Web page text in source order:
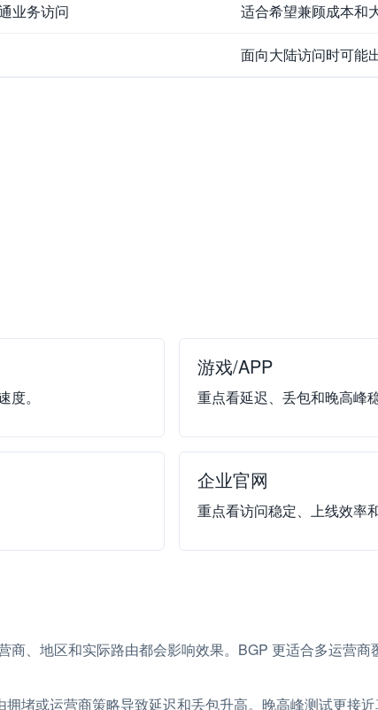
业务访问 适合希望兼顾成本和
面向大陆访问时可能
。
游戏/APP
重点看延迟、丢包和晚高峰稳
企业官网
重点看访问稳定、上线效率
、地区和实际路由都会影响效果。BGP 更适合多运营商
堵或运营商策略导致延迟和丢包升高。晚高峰测试更接近